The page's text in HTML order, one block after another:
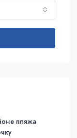
пляжа